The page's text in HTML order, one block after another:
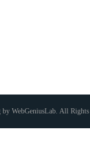
WebGeniusLab. All Rights